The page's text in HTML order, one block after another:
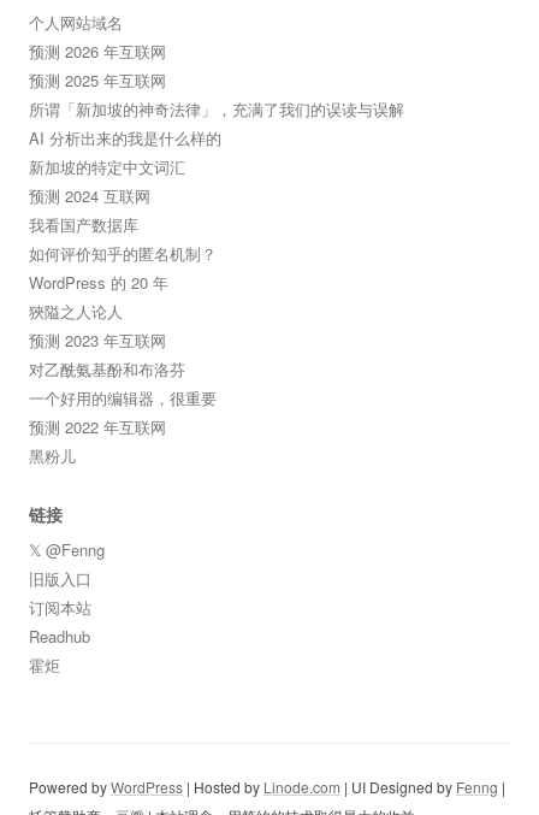
个人网站域名
预测 2026 年互联网
预测 2025 年互联网
所谓「新加坡的神奇法律」，充满了我们的误读与误解
AI 分析出来的我是什么样的
新加坡的特定中文词汇
预测 2024 互联网
我看国产数据库
如何评价知乎的匿名机制？
WordPress 的 20 年
狹隘之人论人
预测 2023 年互联网
对乙酰氨基酚和布洛芬
一个好用的编辑器，很重要
预测 2022 年互联网
黑粉儿
链接
𝕏 @Fenng
旧版入口
订阅本站
Readhub
霍炬
Powered byWordPress | Hosted by Linode.com | UI Designed by Fenng |